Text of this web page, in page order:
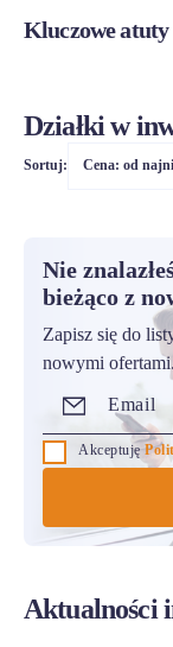
Kluczowe atuty
Działki w
Sortuj: Cena: od
Nie
bieżąco z
Zapisz się do
nowymi ofertami.
Akceptuję
Aktualności